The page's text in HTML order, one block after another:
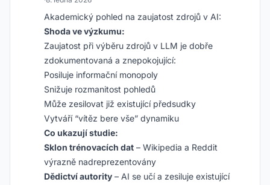
Akademický pohled na zaujatost zdrojů v AI:
Shoda ve výzkumu:
Zaujatost při výběru zdrojů v LLM je dobře
zdokumentovaná a znepokojující:
Posiluje informační monopoly
Snižuje rozmanitost pohledů
Může zesilovat již existující předsudky
Vytváří “vítěz bere vše” dynamiku
Co ukazují studie:
Sklon trénovacích dat – Wikipedia a Reddit
výrazně nadreprezentovány
Dědictví autority – AI se učí a zesiluje existující